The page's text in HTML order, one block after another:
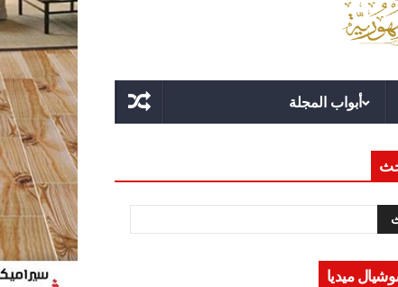
أبواب المجلة
ميديا